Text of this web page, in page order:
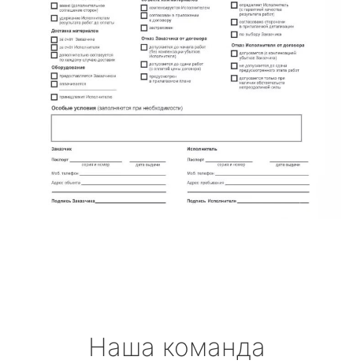
Наша команда